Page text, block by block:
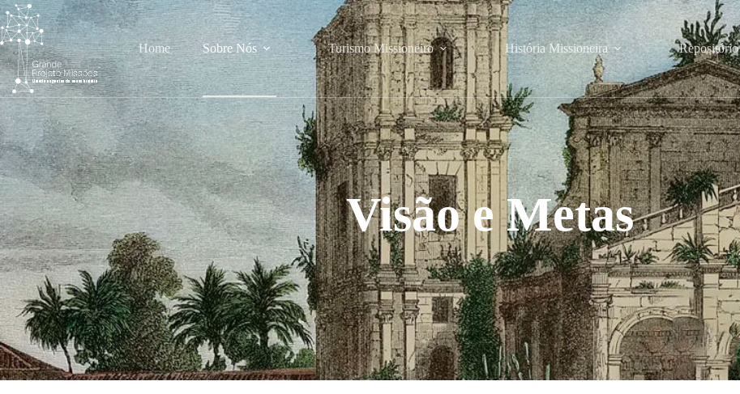
Home Sobre Nós Turismo Missioneiro História Missioneira Repositório
Visão e Metas